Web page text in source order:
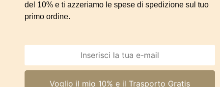
del 10% e ti azzeriamo le spese di spedizione sul tuo
primo ordine.